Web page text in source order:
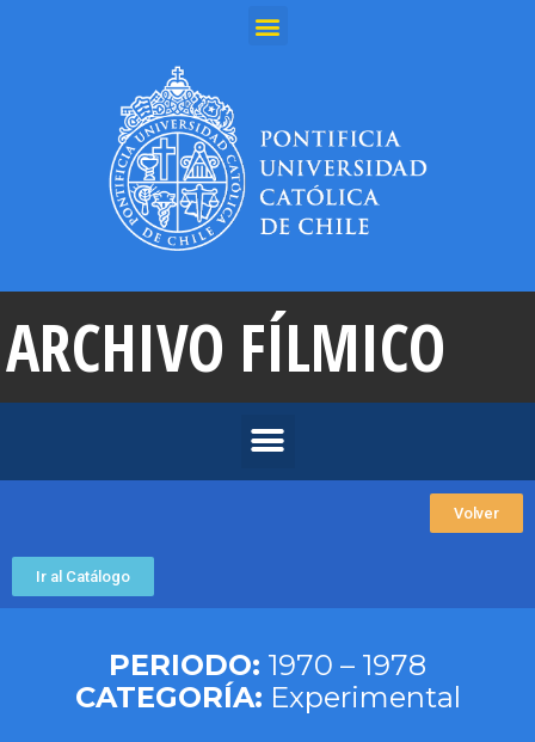
ARCHIVO FÍLMICO
Volver
Ir al Catálogo
PERIODO: 1970 – 1978
CATEGORÍA: Experimental